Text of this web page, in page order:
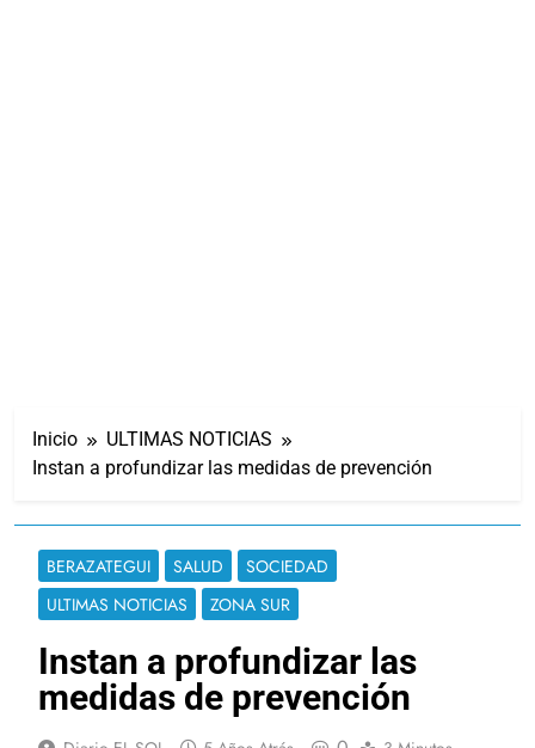
Inicio
ULTIMAS NOTICIAS
Instan a profundizar las medidas de prevención
BERAZATEGUI SALUD
SOCIEDAD
ULTIMAS NOTICIAS
ZONA SUR
Instan a profundizar las
medidas de prevención